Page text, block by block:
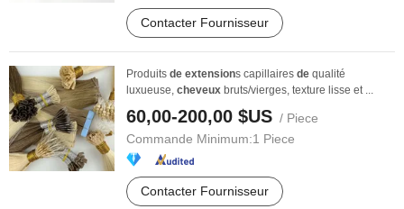
Contacter Fournisseur
Produits de extensions capillaires de qualité
luxueuse, cheveux bruts/vierges, texture lisse et ...
60,00-200,00 $US / Piece
Commande Minimum:1 Piece
Contacter Fournisseur